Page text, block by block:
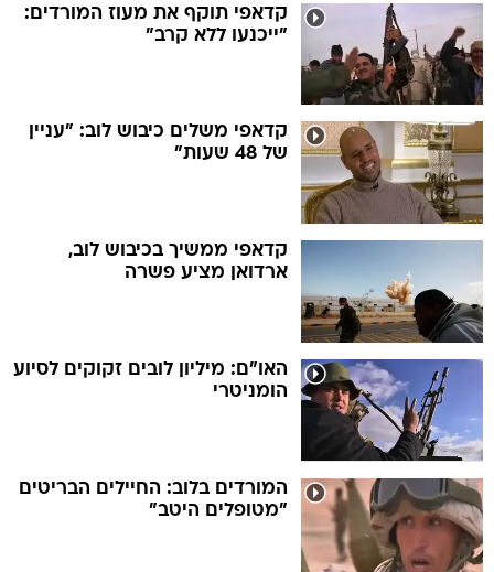
קדאפי תוקף את מעוז המורדים:
"ייכנעו ללא קרב"
קדאפי משלים כיבוש לוב: "עניין
של 48 שעות"
קדאפי ממשיך בכיבוש לוב,
ארדואן מציע פשרה
האו"ם: מיליון לובים זקוקים לסיוע
הומניטרי
המורדים בלוב: החיילים הבריטים
"מטופלים היטב"